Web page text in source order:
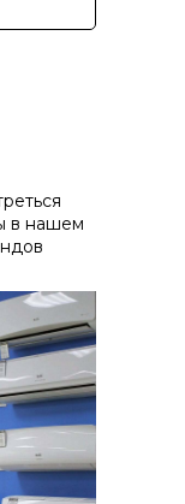
в нашем